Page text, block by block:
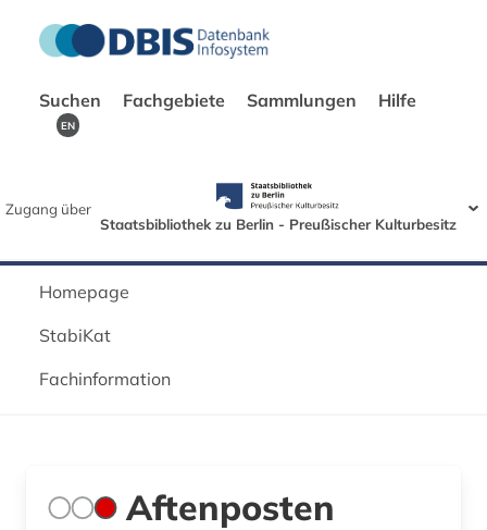
Suchen Fachgebiete Sammlungen Hilfe
EN
Zugang über
Staatsbibliothek zu Berlin - Preußischer Kulturbesitz
Homepage
StabiKat
Fachinformation
Aftenposten